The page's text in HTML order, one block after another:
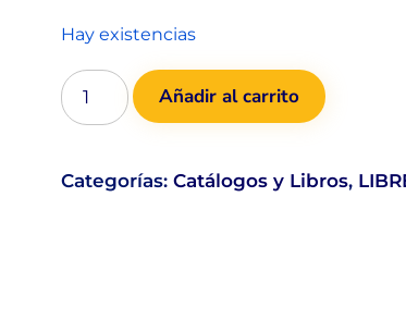
Hay existencias
Añadir al carrito
Categorías: Catálogos y Libros,